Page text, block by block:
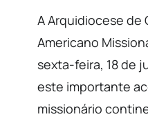
A Arquidiocese de
Americano
sexta-feira, 18 de
este importante
missionário